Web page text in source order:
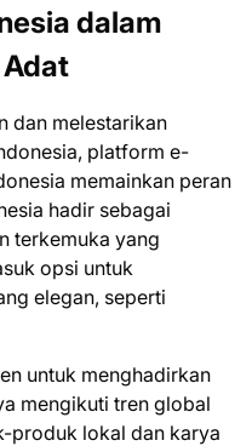
dalam
dan melestarikan
platform e-
memainkan peran
hadir sebagai
terkemuka yang
opsi untuk
elegan, seperti
untuk menghadirkan
mengikuti tren global
produk lokal dan karya